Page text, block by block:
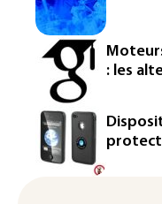
L'Europe se
production
solaire
La métropole
contre BASF
Canicule: à
centrale de
: les